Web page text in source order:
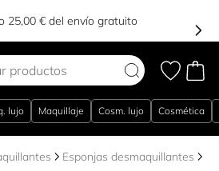
25,00 € del envío gratuito
lujo Maquillaje Cosm. lujo Cosmética
Esponjas desmaquillantes